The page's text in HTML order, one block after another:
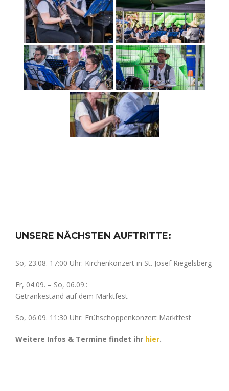
UNSERE NÄCHSTEN AUFTRITTE:
So, 23.08. 17:00 Uhr: Kirchenkonzert in St. Josef Riegelsberg
Fr, 04.09. – So, 06.09.:
Getränkestand auf dem Marktfest
So, 06.09. 11:30 Uhr: Frühschoppenkonzert Marktfest
Weitere Infos & Termine findet ihr hier.